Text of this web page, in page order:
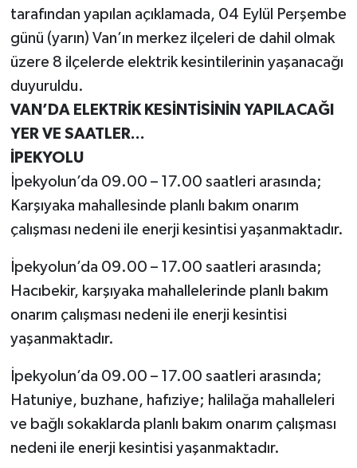
tarafından yapılan açıklamada, 04 Eylül Perşembe
günü (yarın) Van’ın merkez ilçeleri de dahil olmak
üzere 8 ilçelerde elektrik kesintilerinin yaşanacağı
duyuruldu.
VAN’DA ELEKTRİK KESİNTİSİNİN YAPILACAĞI
YER VE SAATLER...
İPEKYOLU
İpekyolun’da 09.00 – 17.00 saatleri arasında;
Karşıyaka mahallesinde planlı bakım onarım
çalışması nedeni ile enerji kesintisi yaşanmaktadır.
İpekyolun’da 09.00 – 17.00 saatleri arasında;
Hacıbekir, karşıyaka mahallelerinde planlı bakım
onarım çalışması nedeni ile enerji kesintisi
yaşanmaktadır.
İpekyolun’da 09.00 – 17.00 saatleri arasında;
Hatuniye, buzhane, hafıziye; halilağa mahalleleri
ve bağlı sokaklarda planlı bakım onarım çalışması
nedeni ile enerji kesintisi yaşanmaktadır.